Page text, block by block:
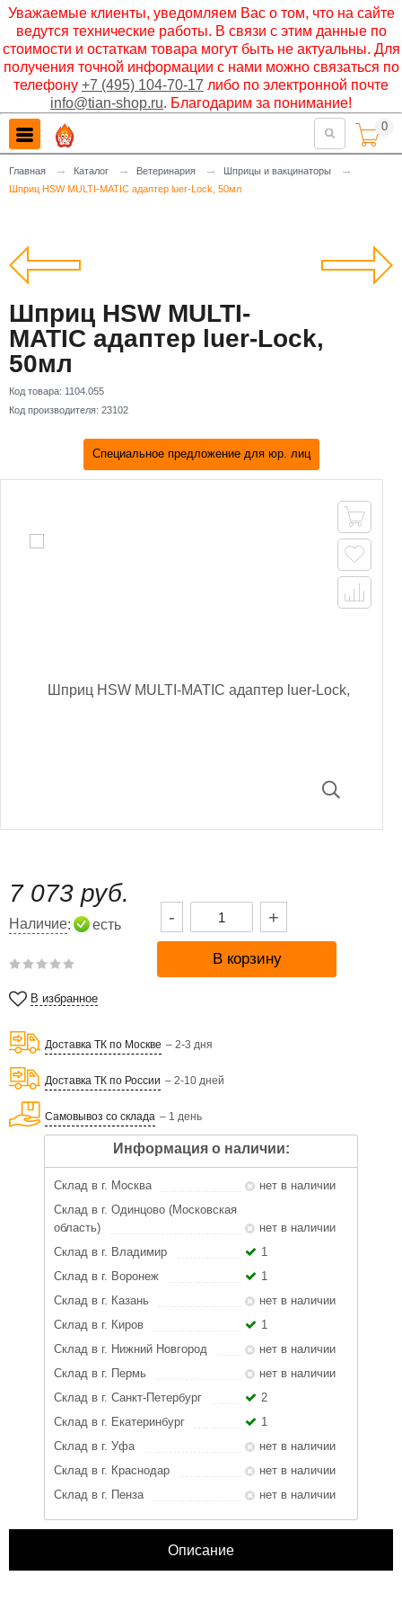
Уважаемые клиенты, уведомляем Вас о том, что на сайте
ведутся технические работы. В связи с этим данные по
стоимости и остаткам товара могут быть не актуальны. Для
получения точной информации с нами можно связаться по
телефону +7 (495) 104-70-17 либо по электронной почте
info@tian-shop.ru. Благодарим за понимание!
 0
Главная → Каталог → Ветеринария → Шприцы и вакцинаторы →
Шприц HSW MULTI-MATIC адаптер luer-Lock, 50мл
Шприц HSW MULTI-
MATIC адаптер luer-Lock,
50мл
Код товара: 1104.055
Код производителя: 23102
Специальное предложение для юр. лиц



7 073 руб.
Наличие: есть
В избранное
- +
Доставка ТК по Москве – 2-3 дня
Доставка ТК по России – 2-10 дней
Самовывоз со склада – 1 день
Информация о наличии:
Склад в г. Москва
нет в наличии
Склад в г. Одинцово (Московская
область)
нет в наличии
Склад в г. Владимир
1
Склад в г. Воронеж
1
Склад в г. Казань
нет в наличии
Склад в г. Киров
1
Склад в г. Нижний Новгород
нет в наличии
Склад в г. Пермь
нет в наличии
Склад в г. Санкт-Петербург
2
Склад в г. Екатеринбург
1
Склад в г. Уфа
нет в наличии
Склад в г. Краснодар
нет в наличии
Склад в г. Пенза
нет в наличии
Описание